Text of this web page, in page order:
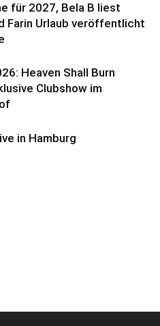
für 2027, Bela B liest
Farin Urlaub veröffentlicht
Heaven Shall Burn
Clubshow im
in Hamburg